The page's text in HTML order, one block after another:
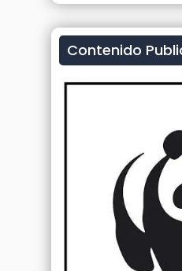
Contenido